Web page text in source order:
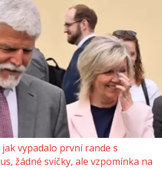
vypadalo první rande s
žádné svíčky, ale vzpomínka na